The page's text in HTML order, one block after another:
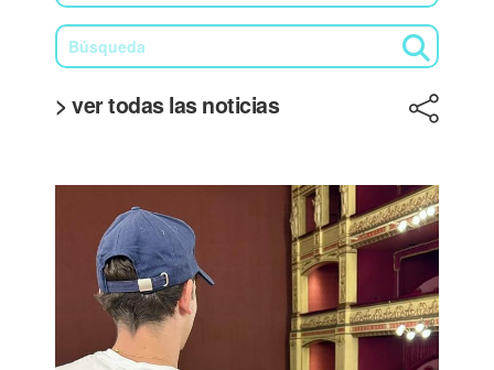
> ver todas las noticias